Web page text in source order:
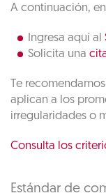
A continuación,
Ingresa aquí al
Solicita una
Te
aplican a los
irregularidades o
Consulta los
Estándar de